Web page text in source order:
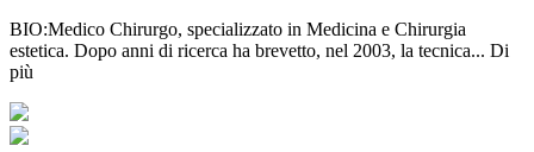
BIO:Medico Chirurgo, specializzato in Medicina e Chirurgia
estetica. Dopo anni di ricerca ha brevetto, nel 2003, la tecnica... Di
più